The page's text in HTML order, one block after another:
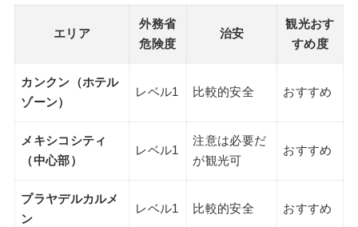
エリア
外務省
危険度
治安
観光おす
すめ度
カンクン（ホテル
ゾーン）
レベル1 比較的安全 おすすめ
メキシコシティ
（中心部）
レベル1
注意は必要だ
が観光可
おすすめ
プラヤデルカルメ
ン
レベル1 比較的安全 おすすめ